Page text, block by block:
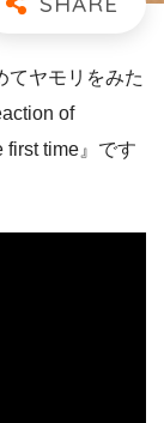
てヤモリをみた
of
first time』です